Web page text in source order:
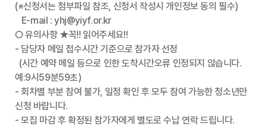
(※신청서는 첨부파일 참조, 신청서 작성시 개인정보 동의 필수)
E-mail : yhj@yiyf.or.kr
○ 유의사항 ★꼭!! 읽어주세요!!
- 담당자 메일 접수시간 기준으로 참가자 선정
(시간 예약 메일 등으로 인한 도착시간오류 인정되지 않습니다.
예:9시59분59초)
- 회차별 부분 참여 불가, 일정 확인 후 모두 참여 가능한 청소년만
신청 바랍니다.
- 모집 마감 후 확정된 참가자에게 별도로 수납 연락 드립니다.